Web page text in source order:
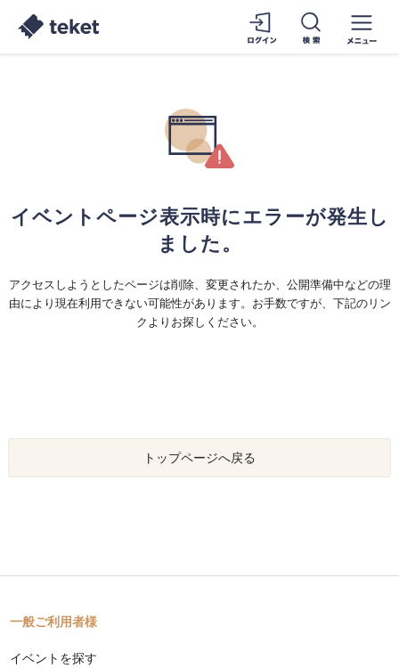
イベントページ表示時にエラーが発生し
ました。
アクセスしようとしたページは削除、変更されたか、公開準備中などの理
由により現在利用できない可能性があります。お手数ですが、下記のリン
クよりお探しください。
トップページへ戻る
一般ご利用者様
イベントを探す